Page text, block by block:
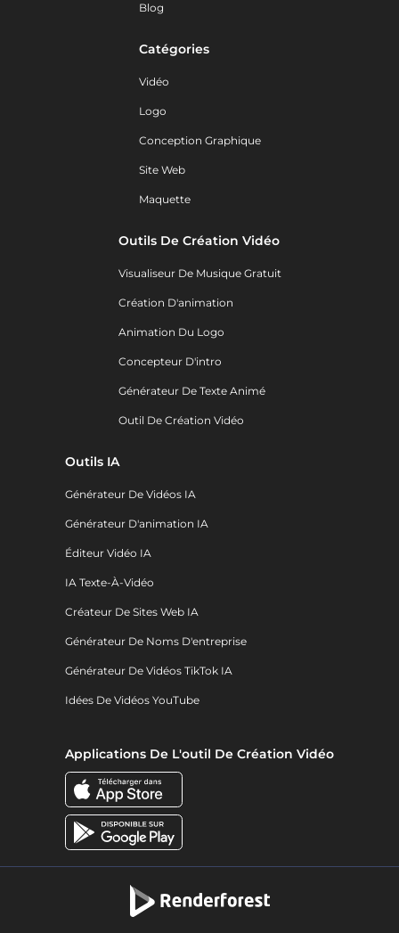
Blog
Catégories
Vidéo
Logo
Conception Graphique
Site Web
Maquette
Outils De Création Vidéo
Visualiseur De Musique Gratuit
Création D'animation
Animation Du Logo
Concepteur D'intro
Générateur De Texte Animé
Outil De Création Vidéo
Outils IA
Générateur De Vidéos IA
Générateur D'animation IA
Éditeur Vidéo IA
IA Texte-À-Vidéo
Créateur De Sites Web IA
Générateur De Noms D'entreprise
Générateur De Vidéos TikTok IA
Idées De Vidéos YouTube
Applications De L'outil De Création Vidéo